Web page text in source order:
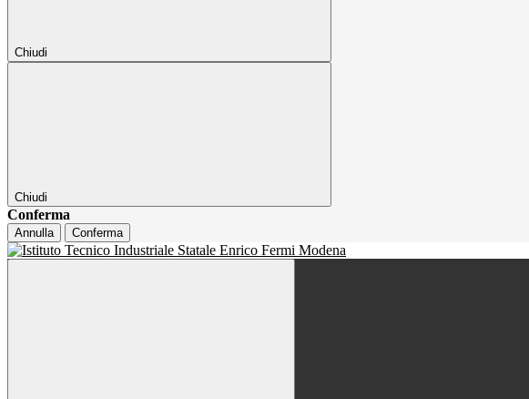
Chiudi
Chiudi
Conferma
Annulla Conferma